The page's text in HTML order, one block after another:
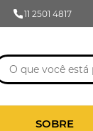
11 2501 4817
SOBRE